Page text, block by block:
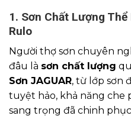
1. Sơn Chất Lượng
Rulo
Người thợ sơn chuyên
đâu là sơn chất lượng
Sơn JAGUAR, từ lớp sơn
tuyệt hảo, khả năng che
sang trọng đã chinh